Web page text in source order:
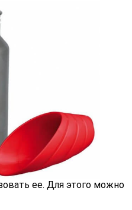
ее. Для этого можно